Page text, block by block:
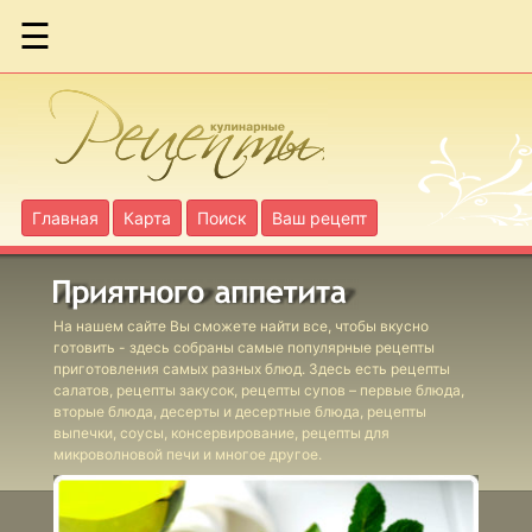
☰
Главная Карта Поиск Ваш рецепт
На нашем сайте Вы сможете найти все, чтобы вкусно
готовить - здесь собраны самые популярные рецепты
приготовления самых разных блюд. Здесь есть рецепты
салатов, рецепты закусок, рецепты супов – первые блюда,
вторые блюда, десерты и десертные блюда, рецепты
выпечки, соусы, консервирование, рецепты для
микроволновой печи и многое другое.
Ассорти
запеченное из
цветной
Бекон жареный
с яблоками по-
шведски
Блюдо с сыром
печеное
шведское